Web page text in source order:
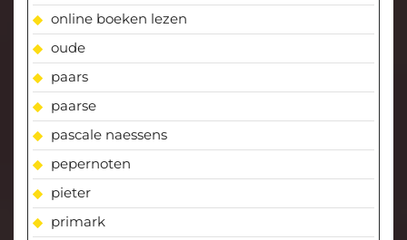
online boeken lezen
oude
paars
paarse
pascale naessens
pepernoten
pieter
primark